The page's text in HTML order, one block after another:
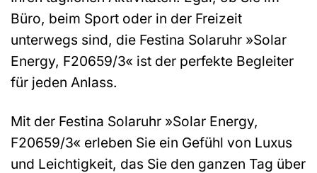
Büro, beim Sport oder in der Freizeit
unterwegs sind, die Festina Solaruhr »Solar
Energy, F20659/3« ist der perfekte Begleiter
für jeden Anlass.
Mit der Festina Solaruhr »Solar Energy,
F20659/3« erleben Sie ein Gefühl von Luxus
und Leichtigkeit, das Sie den ganzen Tag über